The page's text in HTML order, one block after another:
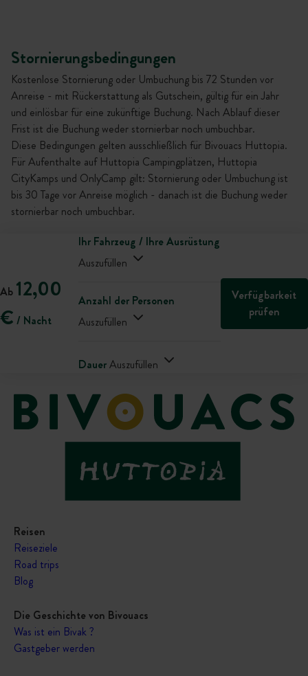
Stornierungsbedingungen
Kostenlose Stornierung oder Umbuchung bis 72 Stunden vor
Anreise - mit Rückerstattung als Gutschein, gültig für ein Jahr
und einlösbar für eine zukünftige Buchung. Nach Ablauf dieser
Frist ist die Buchung weder stornierbar noch umbuchbar.
Diese Bedingungen gelten ausschließlich für Bivouacs Huttopia.
Für Aufenthalte auf Huttopia Campingplätzen, Huttopia
CityKamps und OnlyCamp gilt: Stornierung oder Umbuchung ist
bis 30 Tage vor Anreise möglich - danach ist die Buchung weder
stornierbar noch umbuchbar.
Ab 12,00
€ / Nacht
Ihr Fahrzeug / Ihre Ausrüstung
Auszufüllen
Anzahl der Personen
Auszufüllen
DauerAuszufüllen
Verfügbarkeit
prüfen
Reisen
Reiseziele
Road trips
Blog
Die Geschichte von Bivouacs
Was ist ein Bivak ?
Gastgeber werden